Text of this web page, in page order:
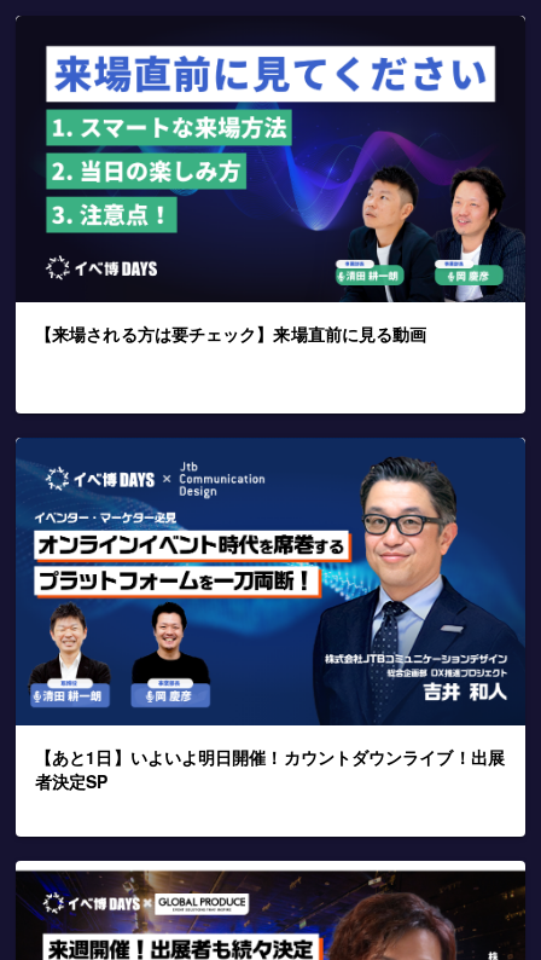
【来場される方は要チェック】来場直前に見る動画
【あと1日】いよいよ明日開催！カウントダウンライブ！出展
者決定SP